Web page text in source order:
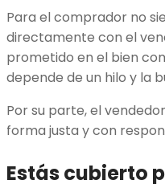
Para el comprador no
directamente con el
prometido en el bien
depende de un hilo y la
Por su parte, el
forma justa y con
Estás cubierto